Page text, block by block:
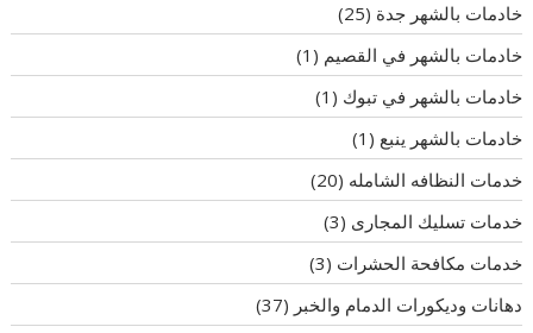
خادمات بالشهر جدة (25)
خادمات بالشهر في القصيم (1)
خادمات بالشهر في تبوك (1)
خادمات بالشهر ينبع (1)
خدمات النظافه الشامله (20)
خدمات تسليك المجارى (3)
خدمات مكافحة الحشرات (3)
دهانات وديكورات الدمام والخبر (37)